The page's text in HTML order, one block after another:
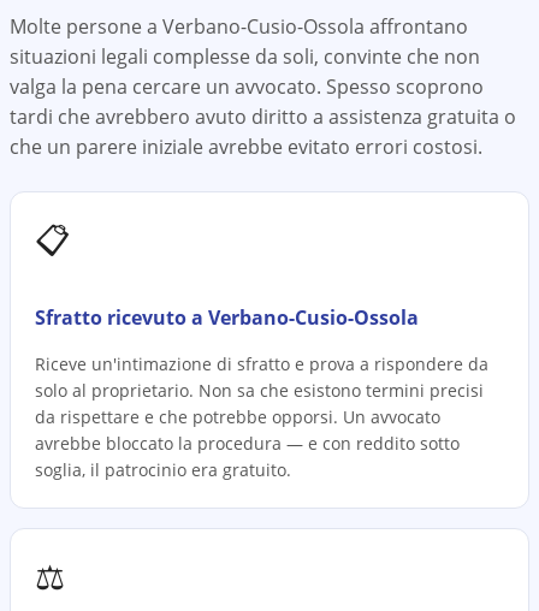
Molte persone a Verbano-Cusio-Ossola affrontano
situazioni legali complesse da soli, convinte che non
valga la pena cercare un avvocato. Spesso scoprono
tardi che avrebbero avuto diritto a assistenza gratuita o
che un parere iniziale avrebbe evitato errori costosi.
📋
Sfratto ricevuto a Verbano-Cusio-Ossola
Riceve un'intimazione di sfratto e prova a rispondere da
solo al proprietario. Non sa che esistono termini precisi
da rispettare e che potrebbe opporsi. Un avvocato
avrebbe bloccato la procedura — e con reddito sotto
soglia, il patrocinio era gratuito.
⚖️